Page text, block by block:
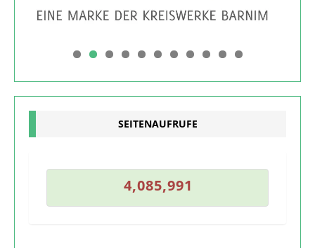
0 1
SEITENAUFRUFE
4
4
,
,
0
0
8
8
5
5
,
,
9
9
9
91
0